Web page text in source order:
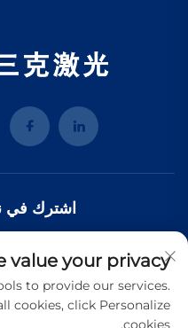
اشترك في
انضم إلى نشرتنا الإخبارية لتلقي
value your privacy
to provide our services.
cookies, click Personalize
cookies.